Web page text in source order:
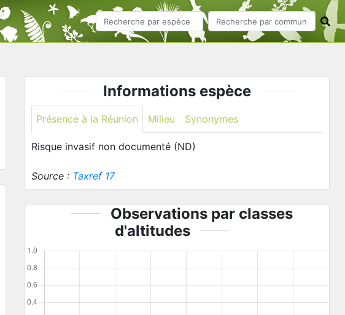
Informations espèce
Présence à la Réunion Milieu Synonymes
Risque invasif non documenté (ND)
Source : Taxref 17
Observations par classes
d'altitudes